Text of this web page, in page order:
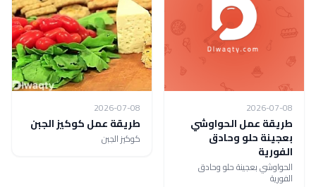
2026-07-08
طريقة عمل الحواوشي
بعجينة حلو وحادق
الفورية
الحواوشي بعجينة حلو وحادق
الفورية
2026-07-08
طريقة عمل كوكيز الجبن
كوكيز الجبن